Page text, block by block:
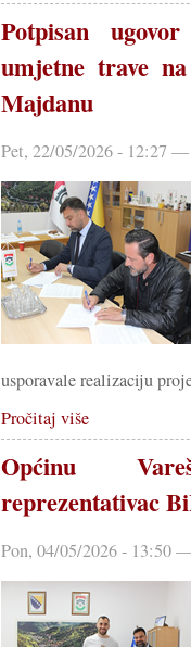
Potpisan
umjetne trave
Majdanu
Pet, 22/05/2026 - 12:27
usporavale realizaciju
Pročitaj više
Općinu
reprezentativac
Pon, 04/05/2026 - 13:50